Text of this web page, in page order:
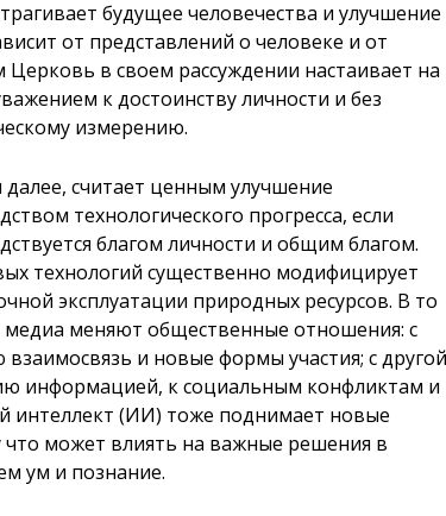
будущее человечества и улучшение
от представлений о человеке и от
Церковь в своем рассуждении настаивает на
к достоинству личности и без
измерению.
считает ценным улучшение
технологического прогресса, если
благом личности и общим благом.
технологий существенно модифицирует
эксплуатации природных ресурсов. В то
меняют общественные отношения: с
и новые формы участия; с
информацией, к социальным конфликтам и
интеллект (ИИ) тоже поднимает новые
что может влиять на важные решения в
ум и познание.